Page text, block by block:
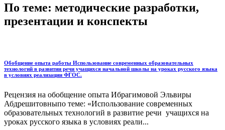
По теме: методические разработки,
презентации и конспекты
Обобщение опыта работы Использование современных образовательных
технологий в развитии речи учащихся начальной школы на уроках русского языка
в условиях реализации ФГОС.
Рецензия на обобщение опыта Ибрагимовой Эльвиры
Абдрешитовныпо теме: «Использование современных
образовательных технологий в развитие речи учащихся на
уроках русского языка в условиях реали...